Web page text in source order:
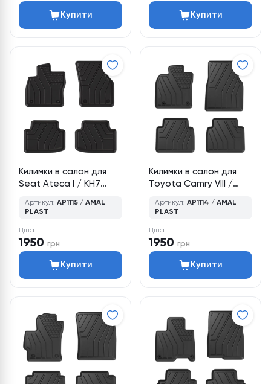
Купити Купити
Килимки в салон для
Seat Ateca I / KH7
4 шт., Amal Plast
Артикул: AP1115 / AMAL
PLAST
Ціна
1950 грн
Купити
Килимки в салон для
Toyota Camry VIII /
седан, 4 шт., Amal
Артикул: AP1114 / AMAL
PLAST
Ціна
1950 грн
Купити